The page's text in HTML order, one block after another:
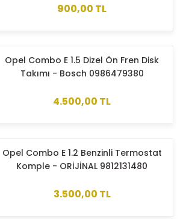
900,00 TL
Opel Combo E 1.5 Dizel Ön Fren Disk
Takımı - Bosch 0986479380
4.500,00 TL
Opel Combo E 1.2 Benzinli Termostat
Komple - ORİJİNAL 9812131480
3.500,00 TL